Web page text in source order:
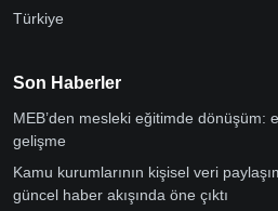
Türkiye
Son Haberler
MEB’den mesleki eğitimde dönüşüm:
gelişme
Kamu kurumlarının kişisel veri
güncel haber akışında öne çıktı